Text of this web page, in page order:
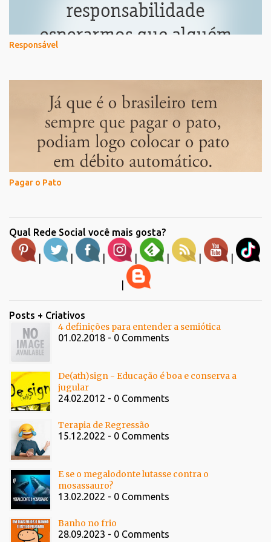
Responsável
Pagar o Pato
Qual Rede Social você mais gosta?
| | | | | | |
Posts + Criativos
4 definições para entender a semiótica
01.02.2018 - 0 Comments
De(ath)sign - Educação é boa e conserva a
jugular
24.02.2012 - 0 Comments
Terapia de Regressão
15.12.2022 - 0 Comments
E se o megalodonte lutasse contra o
mosassauro?
13.02.2022 - 0 Comments
Banho no frio
28.09.2023 - 0 Comments